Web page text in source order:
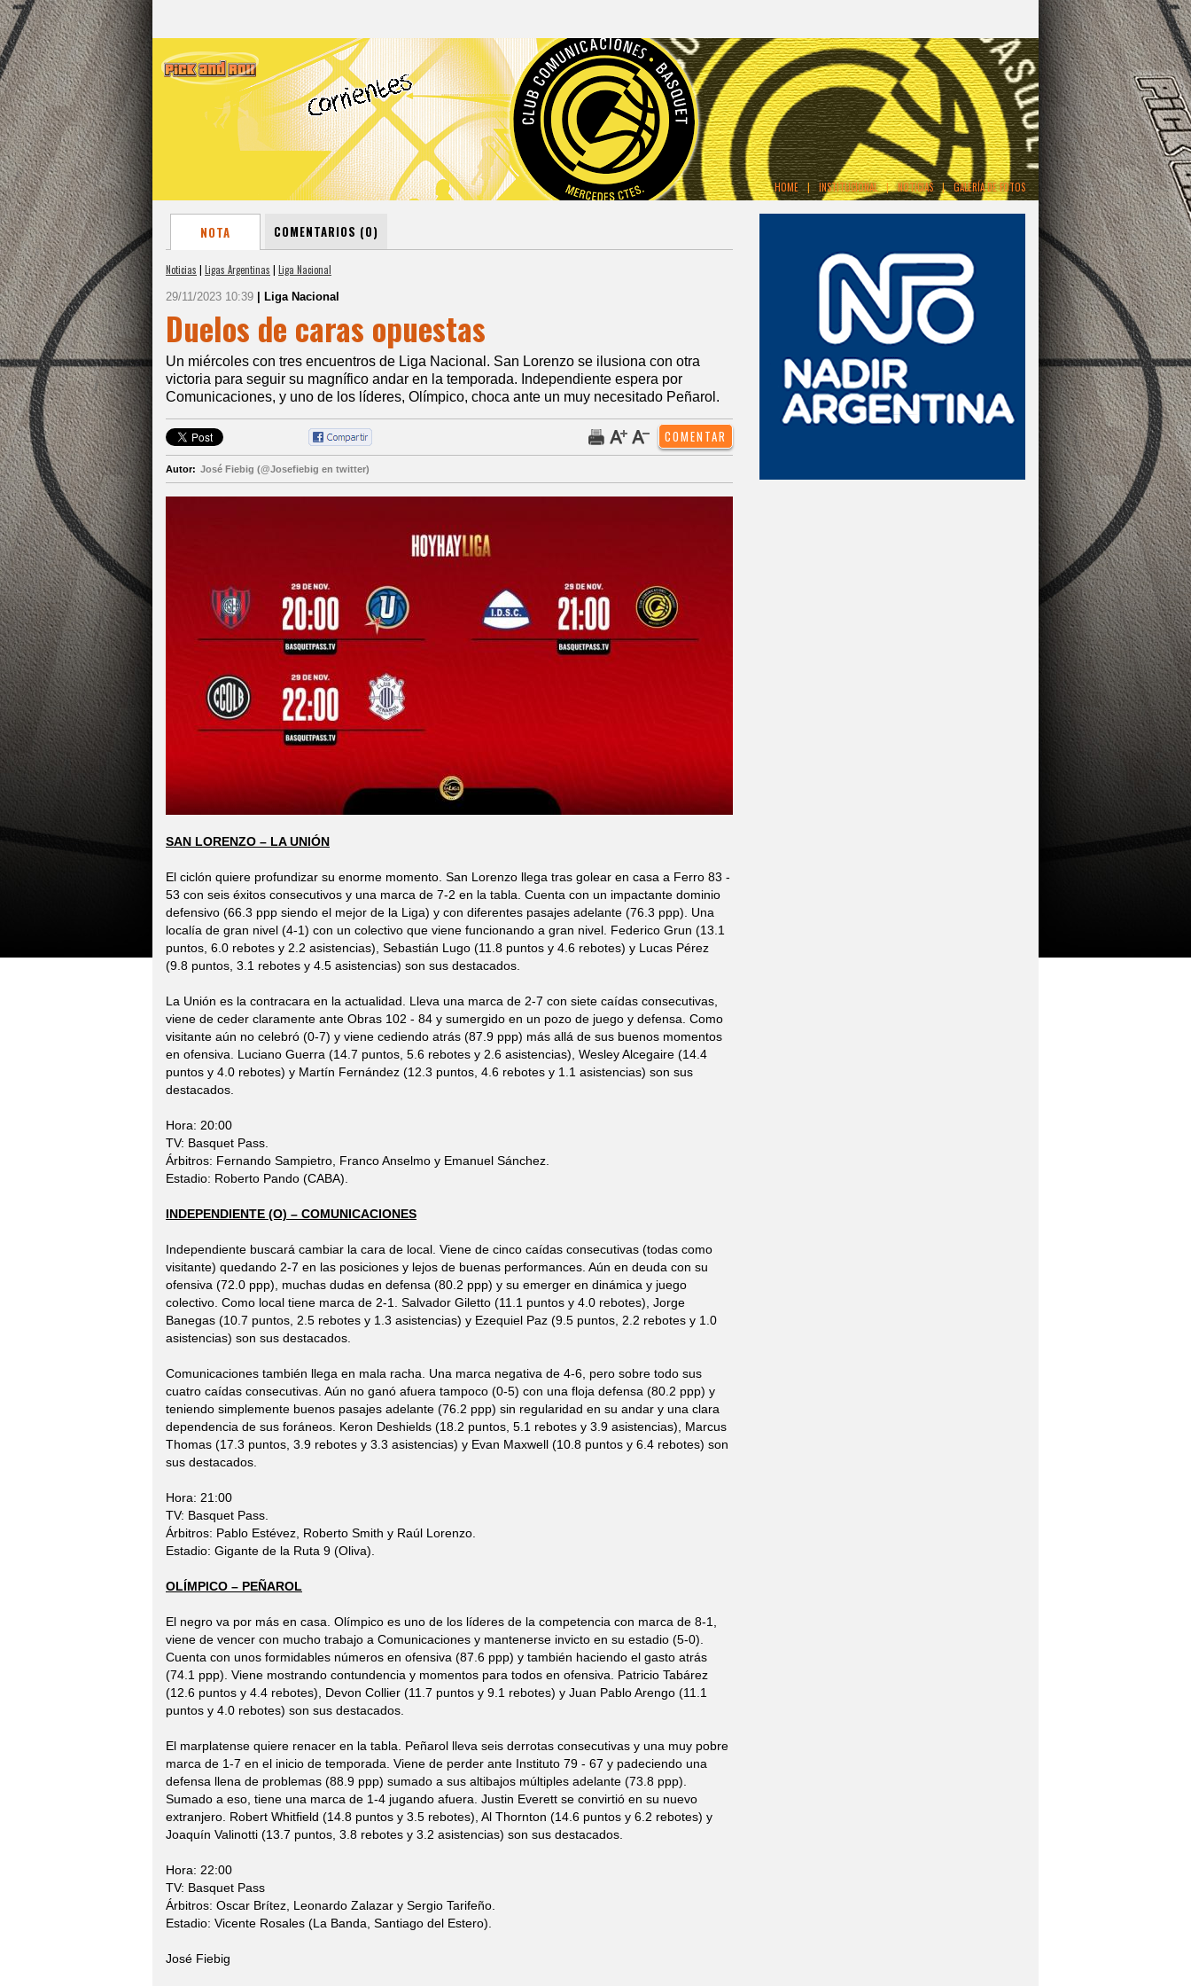
HOME | INSTITUCIONAL | NOTICIAS | GALERÍA DE FOTOS
NOTA COMENTARIOS (0)
Noticias | Ligas Argentinas | Liga Nacional
29/11/2023 10:39 | Liga Nacional
Duelos de caras opuestas
Un miércoles con tres encuentros de Liga Nacional. San Lorenzo se ilusiona con otra
victoria para seguir su magnífico andar en la temporada. Independiente espera por
Comunicaciones, y uno de los líderes, Olímpico, choca ante un muy necesitado Peñarol.
Autor: José Fiebig (@Josefiebig en twitter)
SAN LORENZO – LA UNIÓN
El ciclón quiere profundizar su enorme momento. San Lorenzo llega tras golear en casa a Ferro 83 -
53 con seis éxitos consecutivos y una marca de 7-2 en la tabla. Cuenta con un impactante dominio
defensivo (66.3 ppp siendo el mejor de la Liga) y con diferentes pasajes adelante (76.3 ppp). Una
localía de gran nivel (4-1) con un colectivo que viene funcionando a gran nivel. Federico Grun (13.1
puntos, 6.0 rebotes y 2.2 asistencias), Sebastián Lugo (11.8 puntos y 4.6 rebotes) y Lucas Pérez
(9.8 puntos, 3.1 rebotes y 4.5 asistencias) son sus destacados.
La Unión es la contracara en la actualidad. Lleva una marca de 2-7 con siete caídas consecutivas,
viene de ceder claramente ante Obras 102 - 84 y sumergido en un pozo de juego y defensa. Como
visitante aún no celebró (0-7) y viene cediendo atrás (87.9 ppp) más allá de sus buenos momentos
en ofensiva. Luciano Guerra (14.7 puntos, 5.6 rebotes y 2.6 asistencias), Wesley Alcegaire (14.4
puntos y 4.0 rebotes) y Martín Fernández (12.3 puntos, 4.6 rebotes y 1.1 asistencias) son sus
destacados.
Hora: 20:00
TV: Basquet Pass.
Árbitros: Fernando Sampietro, Franco Anselmo y Emanuel Sánchez.
Estadio: Roberto Pando (CABA).
INDEPENDIENTE (O) – COMUNICACIONES
Independiente buscará cambiar la cara de local. Viene de cinco caídas consecutivas (todas como
visitante) quedando 2-7 en las posiciones y lejos de buenas performances. Aún en deuda con su
ofensiva (72.0 ppp), muchas dudas en defensa (80.2 ppp) y su emerger en dinámica y juego
colectivo. Como local tiene marca de 2-1. Salvador Giletto (11.1 puntos y 4.0 rebotes), Jorge
Banegas (10.7 puntos, 2.5 rebotes y 1.3 asistencias) y Ezequiel Paz (9.5 puntos, 2.2 rebotes y 1.0
asistencias) son sus destacados.
Comunicaciones también llega en mala racha. Una marca negativa de 4-6, pero sobre todo sus
cuatro caídas consecutivas. Aún no ganó afuera tampoco (0-5) con una floja defensa (80.2 ppp) y
teniendo simplemente buenos pasajes adelante (76.2 ppp) sin regularidad en su andar y una clara
dependencia de sus foráneos. Keron Deshields (18.2 puntos, 5.1 rebotes y 3.9 asistencias), Marcus
Thomas (17.3 puntos, 3.9 rebotes y 3.3 asistencias) y Evan Maxwell (10.8 puntos y 6.4 rebotes) son
sus destacados.
Hora: 21:00
TV: Basquet Pass.
Árbitros: Pablo Estévez, Roberto Smith y Raúl Lorenzo.
Estadio: Gigante de la Ruta 9 (Oliva).
OLÍMPICO – PEÑAROL
El negro va por más en casa. Olímpico es uno de los líderes de la competencia con marca de 8-1,
viene de vencer con mucho trabajo a Comunicaciones y mantenerse invicto en su estadio (5-0).
Cuenta con unos formidables números en ofensiva (87.6 ppp) y también haciendo el gasto atrás
(74.1 ppp). Viene mostrando contundencia y momentos para todos en ofensiva. Patricio Tabárez
(12.6 puntos y 4.4 rebotes), Devon Collier (11.7 puntos y 9.1 rebotes) y Juan Pablo Arengo (11.1
puntos y 4.0 rebotes) son sus destacados.
El marplatense quiere renacer en la tabla. Peñarol lleva seis derrotas consecutivas y una muy pobre
marca de 1-7 en el inicio de temporada. Viene de perder ante Instituto 79 - 67 y padeciendo una
defensa llena de problemas (88.9 ppp) sumado a sus altibajos múltiples adelante (73.8 ppp).
Sumado a eso, tiene una marca de 1-4 jugando afuera. Justin Everett se convirtió en su nuevo
extranjero. Robert Whitfield (14.8 puntos y 3.5 rebotes), Al Thornton (14.6 puntos y 6.2 rebotes) y
Joaquín Valinotti (13.7 puntos, 3.8 rebotes y 3.2 asistencias) son sus destacados.
Hora: 22:00
TV: Basquet Pass
Árbitros: Oscar Brítez, Leonardo Zalazar y Sergio Tarifeño.
Estadio: Vicente Rosales (La Banda, Santiago del Estero).
José Fiebig